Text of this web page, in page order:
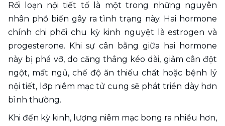
Rối loạn nội tiết tố là một trong những nguyên
nhân phổ biến gây ra tình trạng này. Hai hormone
chính chi phối chu kỳ kinh nguyệt là estrogen và
progesterone. Khi sự cân bằng giữa hai hormone
này bị phá vỡ, do căng thẳng kéo dài, giảm cân đột
ngột, mất ngủ, chế độ ăn thiếu chất hoặc bệnh lý
nội tiết, lớp niêm mạc tử cung sẽ phát triển dày hơn
bình thường.
Khi đến kỳ kinh, lượng niêm mạc bong ra nhiều hơn,